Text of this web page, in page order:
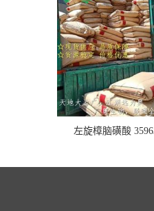
左旋樟脑磺酸